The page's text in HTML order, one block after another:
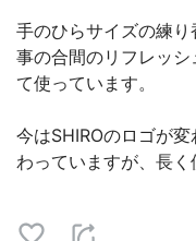
手のひらサイズの練
事の合間のリフレッ
て使っています。
今はSHIROのロゴが
わっていますが、長く